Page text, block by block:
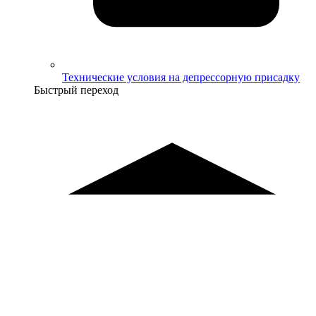
Технические условия на депрессорную присадку
Быстрый переход